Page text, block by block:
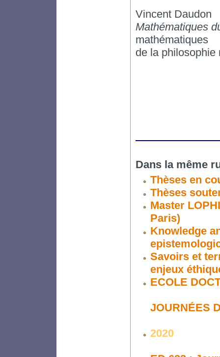
Vincent Daudon
Mathématiques
mathématiques
de la philosophie
Dans la même
Thèses en
Thèses
Master
Paris)
Knowledge
Savoirs et
enjeux
ECOLE
JOURNÉES
2020